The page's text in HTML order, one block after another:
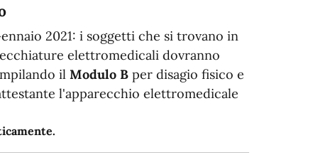
2021: i soggetti che si trovano in
elettromedicali dovranno
ilModulo B per disagio fisico e
l'apparecchio elettromedicale